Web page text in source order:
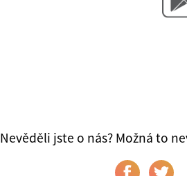
Nevěděli jste o nás? Možná to